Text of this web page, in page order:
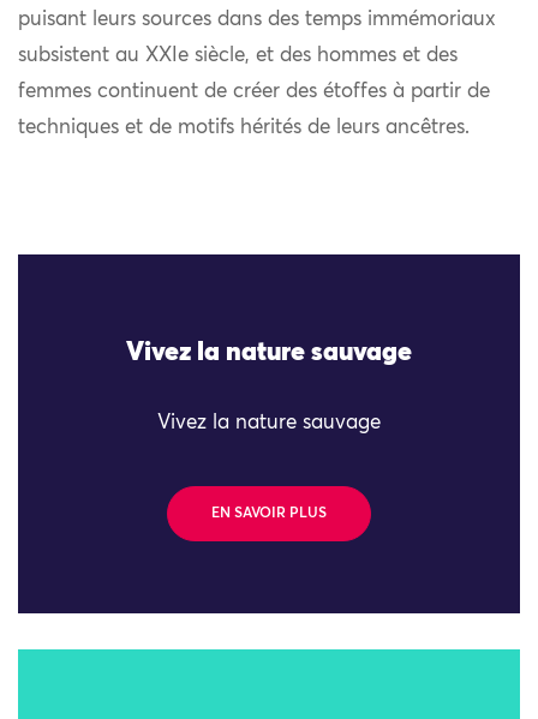
puisant leurs sources dans des temps immémoriaux
subsistent au XXIe siècle, et des hommes et des
femmes continuent de créer des étoffes à partir de
techniques et de motifs hérités de leurs ancêtres.
Vivez la nature sauvage
Vivez la nature sauvage
EN SAVOIR PLUS